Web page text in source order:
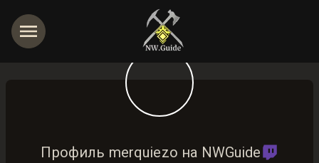
Профиль merquiezo на NWGuide